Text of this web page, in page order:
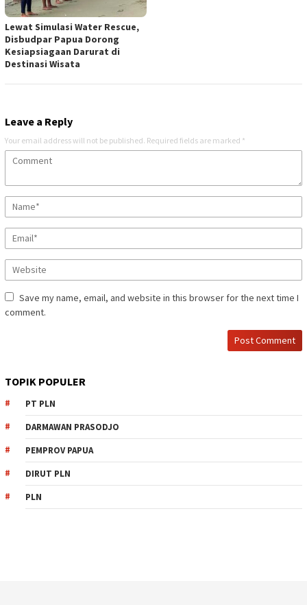
Lewat Simulasi Water Rescue,
Disbudpar Papua Dorong
Kesiapsiagaan Darurat di
Destinasi Wisata
Leave a Reply
Your email address will not be published. Required fields are marked *
Save my name, email, and website in this browser for the next time I
comment.
TOPIK POPULER
PT PLN
DARMAWAN PRASODJO
PEMPROV PAPUA
DIRUT PLN
PLN